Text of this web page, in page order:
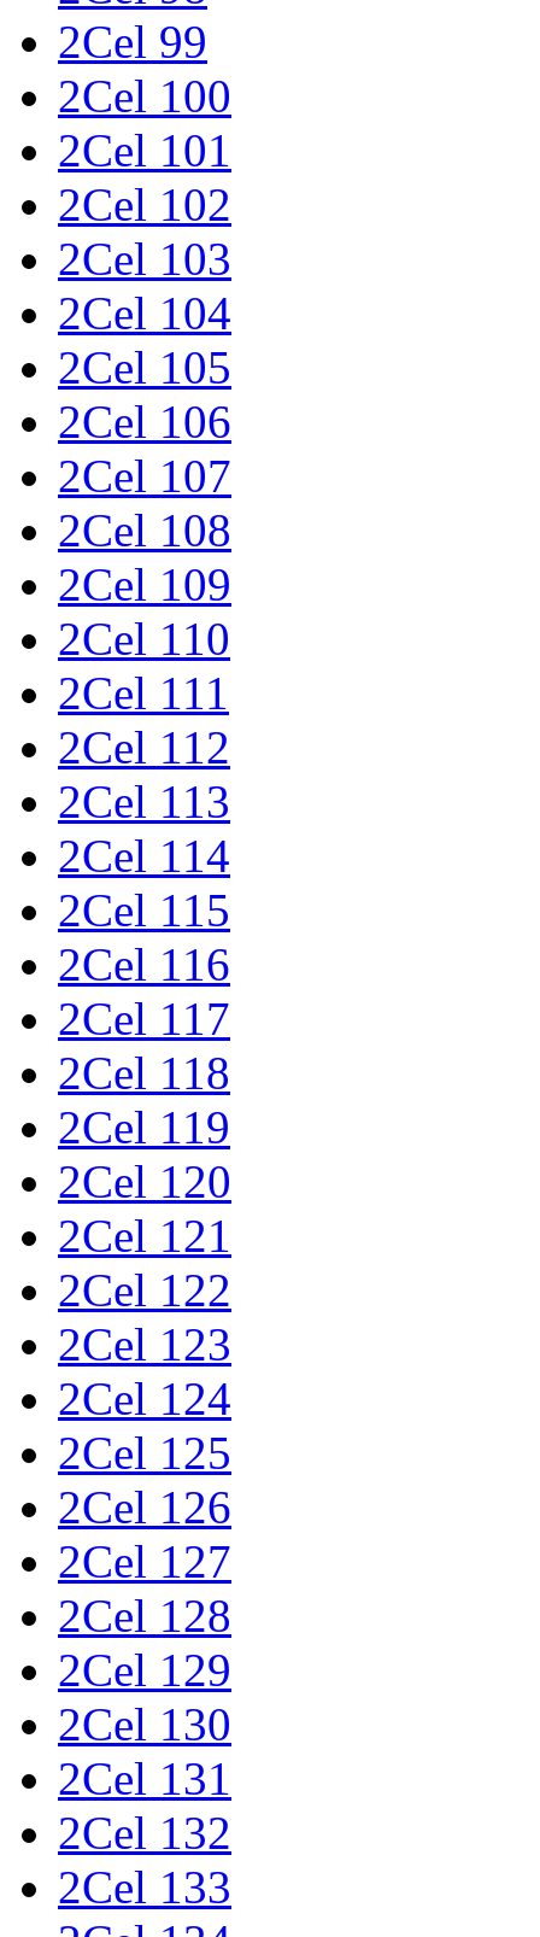
2Cel 99
2Cel 100
2Cel 101
2Cel 102
2Cel 103
2Cel 104
2Cel 105
2Cel 106
2Cel 107
2Cel 108
2Cel 109
2Cel 110
2Cel 111
2Cel 112
2Cel 113
2Cel 114
2Cel 115
2Cel 116
2Cel 117
2Cel 118
2Cel 119
2Cel 120
2Cel 121
2Cel 122
2Cel 123
2Cel 124
2Cel 125
2Cel 126
2Cel 127
2Cel 128
2Cel 129
2Cel 130
2Cel 131
2Cel 132
2Cel 133